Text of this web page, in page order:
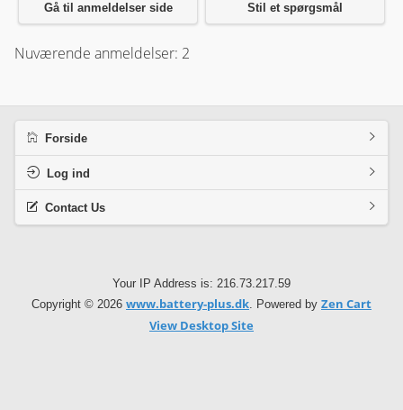
Gå til anmeldelser side Stil et spørgsmål
Nuværende anmeldelser: 2
Forside
Log ind
Contact Us
Your IP Address is: 216.73.217.59
Copyright © 2026 www.battery-plus.dk. Powered by Zen Cart
View Desktop Site